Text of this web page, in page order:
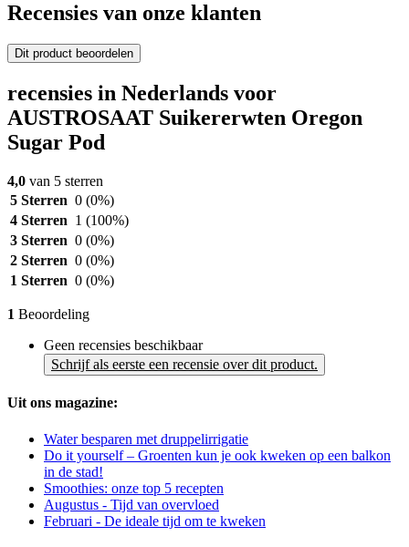
Recensies van onze klanten
Dit product beoordelen
recensies in Nederlands voor
AUSTROSAAT Suikererwten Oregon
Sugar Pod
4,0 van 5 sterren
5 Sterren 0 (0%)
4 Sterren 1 (100%)
3 Sterren 0 (0%)
2 Sterren 0 (0%)
1 Sterren 0 (0%)
1 Beoordeling
Geen recensies beschikbaar
Schrijf als eerste een recensie over dit product.
Uit ons magazine:
Water besparen met druppelirrigatie
Do it yourself – Groenten kun je ook kweken op een balkon
in de stad!
Smoothies: onze top 5 recepten
Augustus - Tijd van overvloed
Februari - De ideale tijd om te kweken